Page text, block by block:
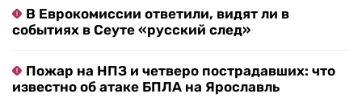
В Еврокомиссии ответили, видят ли в
событиях в Сеуте «русский след»
Пожар на НПЗ и четверо пострадавших: что
известно об атаке БПЛА на Ярославль